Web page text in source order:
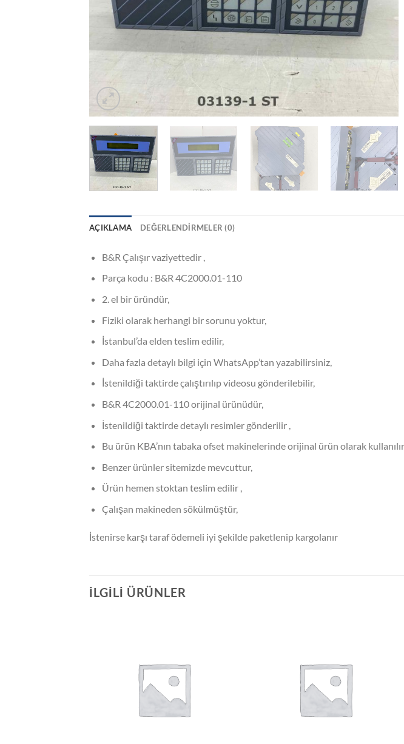
AÇIKLAMA DEĞERLENDIRMELER (0)
B&R Çalışır vaziyettedir ,
Parça kodu : B&R 4C2000.01-110
2. el bir üründür,
Fiziki olarak herhangi bir sorunu yoktur,
İstanbul’da elden teslim edilir,
Daha fazla detaylı bilgi için WhatsApp’tan yazabilirsiniz,
İstenildiği taktirde çalıştırılıp videosu gönderilebilir,
B&R 4C2000.01-110 orijinal ürünüdür,
İstenildiği taktirde detaylı resimler gönderilir ,
Bu ürün KBA’nın tabaka ofset makinelerinde orijinal ürün olarak
Benzer ürünler sitemizde mevcuttur,
Ürün hemen stoktan teslim edilir ,
Çalışan makineden sökülmüştür,
İstenirse karşı taraf ödemeli iyi şekilde paketlenip kargolanır
İLGILI ÜRÜNLER